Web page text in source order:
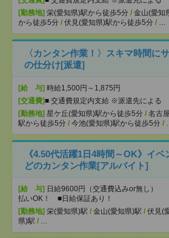
[勤務地] 栄(愛知県)駅から徒歩5分 / 金山(愛知
から徒歩5分 / 伏見(愛知県)駅から徒歩5分 / …
〈カンタン作業！〉スキマ時間に
の仕分け[派遣]
[給 与] 時給1,500円～1,875円
[交通費]■ 交通費規定内支給 ※派遣先による
[勤務地] 星ケ丘(愛知県)駅から徒歩5分 / 名古
駅から徒歩5分 / 今池(愛知県)駅から徒歩5分 /
《4.50代活躍1日4時間～OK》イ
どのカンタン作業[アルバイト]
[給 与] 日給9600円（交通費込みor無し）
払いOK！ ■日給保証あり！
[勤務地] 栄(愛知県)駅 / 金山(愛知県)駅 / 伏見(
県)駅 / …